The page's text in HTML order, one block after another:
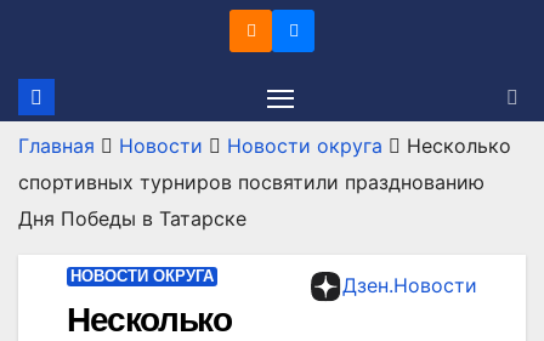
содержимому
Главная Новости Новости округа
Несколько
спортивных турниров посвятили празднованию
Дня Победы в Татарске
Дзен.Новости
НОВОСТИ ОКРУГА
Несколько